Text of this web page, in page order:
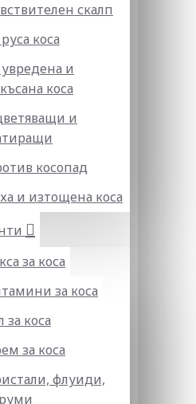
скалп
коса
и
коса
и
косопад
и изтощена коса
за коса
за коса
за коса
за коса
флуиди,